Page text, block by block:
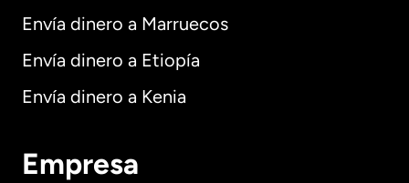
Envía dinero a Marruecos
Envía dinero a Etiopía
Envía dinero a Kenia
Empresa